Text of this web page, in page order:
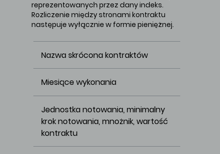
reprezentowanych przez dany indeks.
Rozliczenie między stronami kontraktu
następuje wyłącznie w formie pieniężnej.
Nazwa skrócona kontraktów
Miesiące wykonania
Jednostka notowania, minimalny
krok notowania, mnożnik, wartość
kontraktu